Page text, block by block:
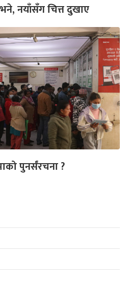
नयाँसँग चित्त दुखाए
पुनर्संरचना ?